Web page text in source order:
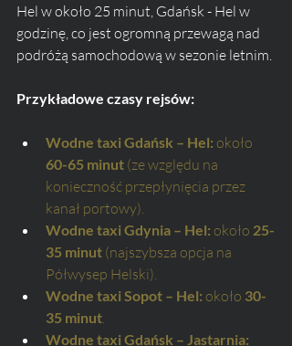
Hel w około 25 minut, Gdańsk - Hel w
godzinę, co jest ogromną przewagą nad
podróżą samochodową w sezonie letnim.
Przykładowe czasy rejsów:
Wodne taxi Gdańsk – Hel: około
60-65 minut (ze względu na
konieczność przepłynięcia przez
kanał portowy).
Wodne taxi Gdynia – Hel: około 25-
35 minut (najszybsza opcja na
Półwysep Helski).
Wodne taxi Sopot – Hel: około 30-
35 minut
Wodne taxi Gdańsk – Jastarnia: